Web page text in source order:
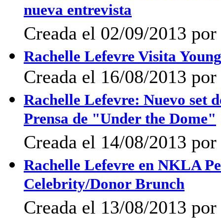
nueva entrevista
Creada el 02/09/2013
Rachelle Lefevre Visita
Creada el 16/08/2013
Rachelle Lefevre: Nuevo set
Prensa de "Under the Dome"
Creada el 14/08/2013
Rachelle Lefevre en NKLA
Celebrity/Donor Brunch
Creada el 13/08/2013